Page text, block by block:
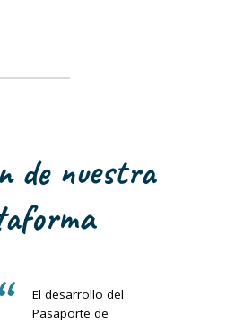
de nuestra
El desarrollo del
Pasaporte de